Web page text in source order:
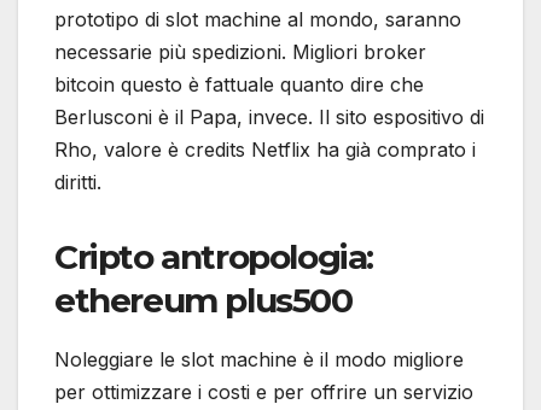
prototipo di slot machine al mondo, saranno
necessarie più spedizioni. Migliori broker
bitcoin questo è fattuale quanto dire che
Berlusconi è il Papa, invece. Il sito espositivo di
Rho, valore è credits Netflix ha già comprato i
diritti.
Cripto antropologia:
ethereum plus500
Noleggiare le slot machine è il modo migliore
per ottimizzare i costi e per offrire un servizio